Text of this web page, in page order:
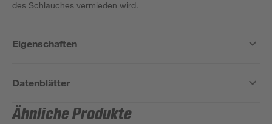
des Schlauches vermieden wird.
Eigenschaften
Datenblätter
Ähnliche Produkte